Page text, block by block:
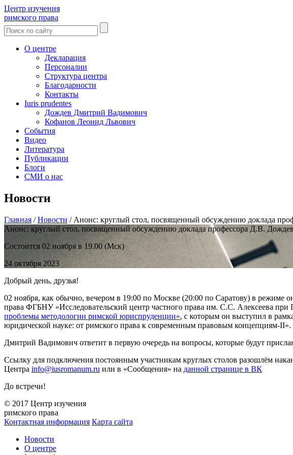
Центр изучения
римского права
О центре
Декларация
Персоналии
Структура центра
Благодарности
Контакты
Iuris prudentes
Дождев Дмитрий Вадимович
Кофанов Леонид Львович
События
Видео
Литература
Публикации
Блоги
СМИ о нас
Новости
Главная /Новости / Анонс: круглый стол, посвященный обсуждению доклада
Анонс: круглый стол, посвященный обсуждению доклада профессора Д.В.
Состоится 02 ноября в 19.00 (Мск)
24 октября 2023
Добрый день, друзья!
02 ноября, как обычно, вечером в 19:00 по Москве (20:00 по Саратову) в режиме
права ФГБНУ «Исследовательский центр частного права им. С.С. Алексеева
проблемы методологии римской юриспруденции», с которым он выступил в
юридической науке: от римского права к современным правовым концепциям-II».
Дмитрий Вадимович ответит в первую очередь на вопросы, которые будут
Ссылку для подключения постоянным участникам круглых столов разошлём
Центра info@iusromanum.ru или в «Сообщения» на данной странице в ВК
До встречи!
© 2017 Центр изучения
римского права
Контактная информация Карта сайта
Новости
О центре